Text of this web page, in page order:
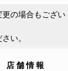
の場合もござい
い。
店 舗 情 報